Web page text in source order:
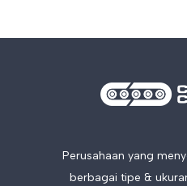
Perusahaan yang
berbagai tipe &